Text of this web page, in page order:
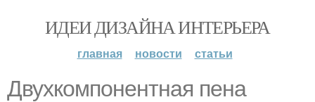
ИДЕИ ДИЗАЙНА ИНТЕРЬЕРА
главная новости статьи
Двухкомпонентная пена